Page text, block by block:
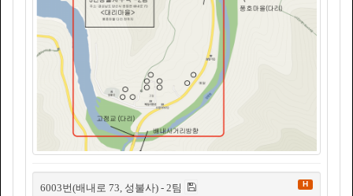
6003번(배내로 73, 성불사) - 2팀 H